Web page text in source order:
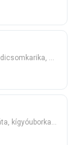
paradicsomszósz, gomba, hagyma, kukorica, paradicsomkarika, mozzarella
paradicsomszósz, csirkemell, mozzarella, jégsaláta, kígyóuborka, lila hagyma, paradicsomkarika, joghurtos öntet